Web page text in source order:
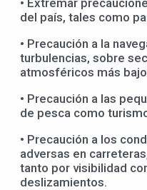
del país, tales como
• Precaución a la
turbulencias, sobre
atmosféricos más
• Precaución a las
de pesca como
• Precaución a los
adversas en
tanto por visibilidad
deslizamientos.